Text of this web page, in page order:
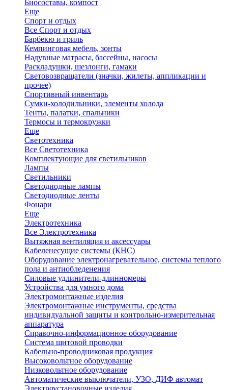
Биосоставы, компост
Еще
Спорт и отдых
Все Спорт и отдых
Барбекю и гриль
Кемпинговая мебель, зонты
Надувные матрасы, бассейны, насосы
Раскладушки, шезлонги, гамаки
Световозвращатели (значки, жилеты, аппликации и
прочее)
Спортивный инвентарь
Сумки-холодильники, элементы холода
Тенты, палатки, спальники
Термосы и термокружки
Еще
Светотехника
Все Светотехника
Комплектующие для светильников
Лампы
Светильники
Светодиодные лампы
Светодиодные ленты
Фонари
Еще
Электротехника
Все Электротехника
Вытяжная вентиляция и аксессуары
Кабеленесущие системы (КНС)
Оборудование электронагревательное, системы теплого
пола и антиобледенения
Силовые удлинители-длинномеры
Устройства для умного дома
Электромонтажные изделия
Электромонтажные инструменты, средства
индивидуальной защиты и контрольно-измерительная
аппаратура
Справочно-информационное оборудование
Система щитовой проводки
Кабельно-проводниковая продукция
Высоковольтное оборудование
Низковольтное оборудование
Автоматические выключатели, УЗО, ДИФ автомат
Электроустановочные изделия